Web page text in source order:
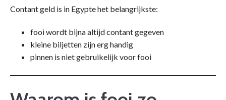
Contant geld is in Egypte het belangrijkste:
fooi wordt bijna altijd contant gegeven
kleine biljetten zijn erg handig
pinnen is niet gebruikelijk voor fooi